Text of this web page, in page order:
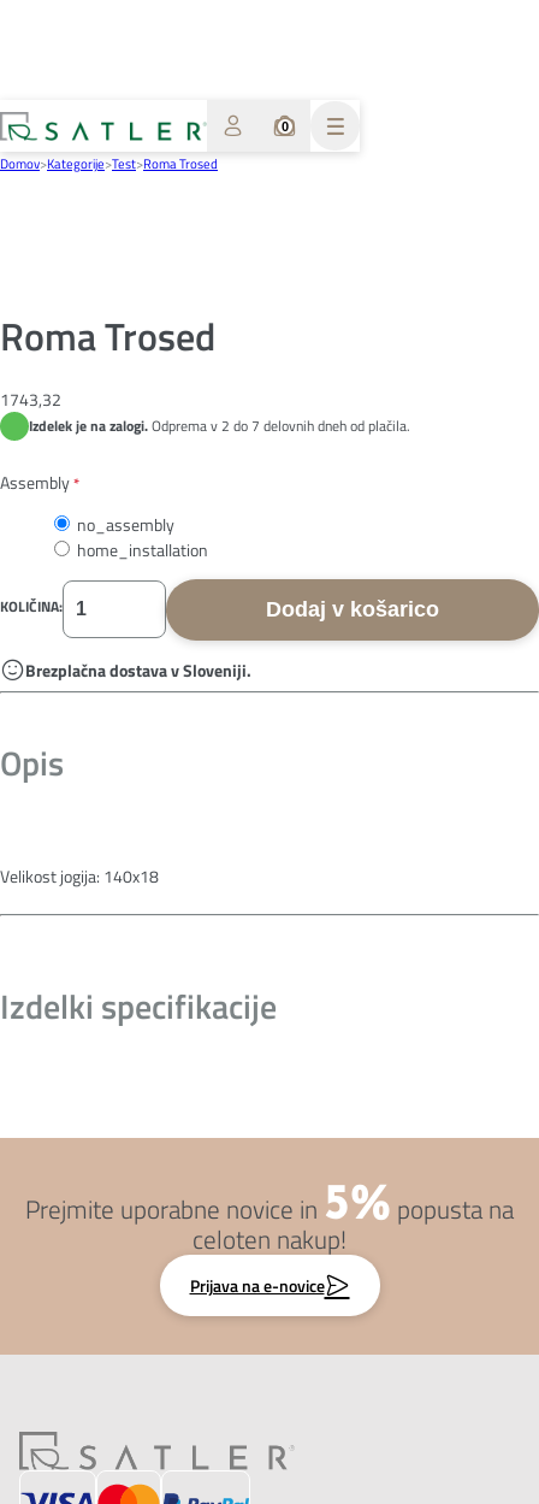
0
Domov>Kategorije>Test>Roma Trosed
Roma Trosed
1743,32
Izdelek je na zalogi.Odprema v 2 do 7 delovnih dneh od plačila.
Assembly*
no_assembly
home_installation
KOLIČINA: Dodaj v košarico
Brezplačna dostava v Sloveniji.
Opis
Velikost jogija: 140x18
Izdelki specifikacije
Prejmite uporabne novice in 5% popusta na
celoten nakup!
Prijava na e-novice